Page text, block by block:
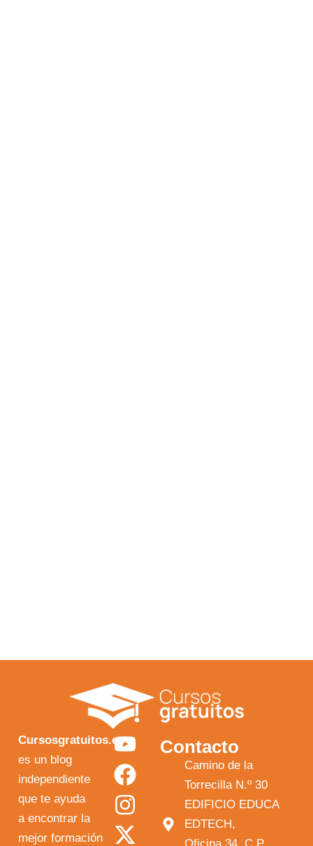
Cursosgratuitos.es
es un blog
independiente
que te ayuda
a encontrar la
mejor formación
Y
o
u
t
u
F
a
c
e
b
I
n
s
t
a
X
-
t
w
i
Contacto
Camino de la
Torrecilla N.º 30
EDIFICIO EDUCA
EDTECH,